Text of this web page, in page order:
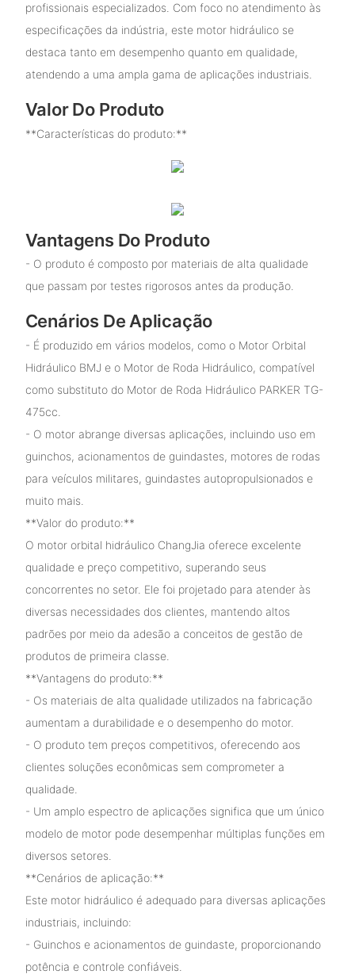
profissionais especializados. Com foco no atendimento às
especificações da indústria, este motor hidráulico se
destaca tanto em desempenho quanto em qualidade,
atendendo a uma ampla gama de aplicações industriais.
Valor Do Produto
**Características do produto:**
Vantagens Do Produto
- O produto é composto por materiais de alta qualidade
que passam por testes rigorosos antes da produção.
Cenários De Aplicação
- É produzido em vários modelos, como o Motor Orbital
Hidráulico BMJ e o Motor de Roda Hidráulico, compatível
como substituto do Motor de Roda Hidráulico PARKER TG-
475cc.
- O motor abrange diversas aplicações, incluindo uso em
guinchos, acionamentos de guindastes, motores de rodas
para veículos militares, guindastes autopropulsionados e
muito mais.
**Valor do produto:**
O motor orbital hidráulico ChangJia oferece excelente
qualidade e preço competitivo, superando seus
concorrentes no setor. Ele foi projetado para atender às
diversas necessidades dos clientes, mantendo altos
padrões por meio da adesão a conceitos de gestão de
produtos de primeira classe.
**Vantagens do produto:**
- Os materiais de alta qualidade utilizados na fabricação
aumentam a durabilidade e o desempenho do motor.
- O produto tem preços competitivos, oferecendo aos
clientes soluções econômicas sem comprometer a
qualidade.
- Um amplo espectro de aplicações significa que um único
modelo de motor pode desempenhar múltiplas funções em
diversos setores.
**Cenários de aplicação:**
Este motor hidráulico é adequado para diversas aplicações
industriais, incluindo:
- Guinchos e acionamentos de guindaste, proporcionando
potência e controle confiáveis.